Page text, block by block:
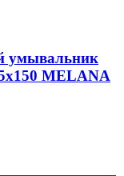
умывальник
MELANA